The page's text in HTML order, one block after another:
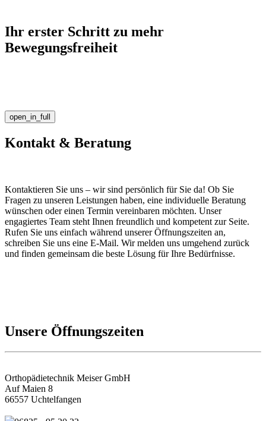
Ihr erster Schritt zu mehr
Bewegungsfreiheit
open_in_full
Kontakt & Beratung
Kontaktieren Sie uns – wir sind persönlich für Sie da! Ob Sie
Fragen zu unseren Leistungen haben, eine individuelle Beratung
wünschen oder einen Termin vereinbaren möchten. Unser
engagiertes Team steht Ihnen freundlich und kompetent zur Seite.
Rufen Sie uns einfach während unserer Öffnungszeiten an,
schreiben Sie uns eine E-Mail. Wir melden uns umgehend zurück
und finden gemeinsam die beste Lösung für Ihre Bedürfnisse.
Unsere Öffnungszeiten
Orthopädietechnik Meiser GmbH
Auf Maien 8
66557 Uchtelfangen